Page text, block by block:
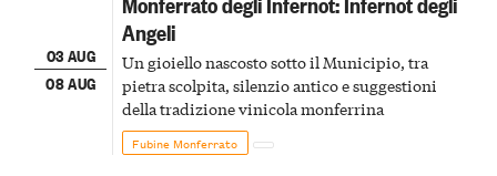
03 AUG
08 AUG
Angeli
Un gioiello nascosto sotto il Municipio, tra
pietra scolpita, silenzio antico e suggestioni
della tradizione vinicola monferrina
Fubine Monferrato